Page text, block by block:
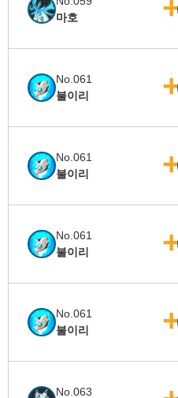
마호
No.061
불이리
No.061
불이리
No.061
불이리
No.061
불이리
No.063